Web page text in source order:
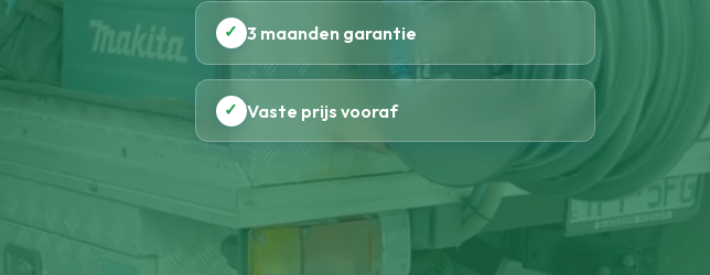
✓ 3 maanden garantie
✓ Vaste prijs vooraf